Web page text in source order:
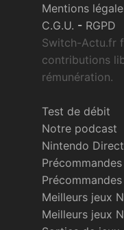
Mentions
C.G.U. - RGPD
Switch-Actu.fr
contributions
rémunération.
Test de débit
Notre podcast
Nintendo Direct
Meilleurs jeux
Meilleurs jeux